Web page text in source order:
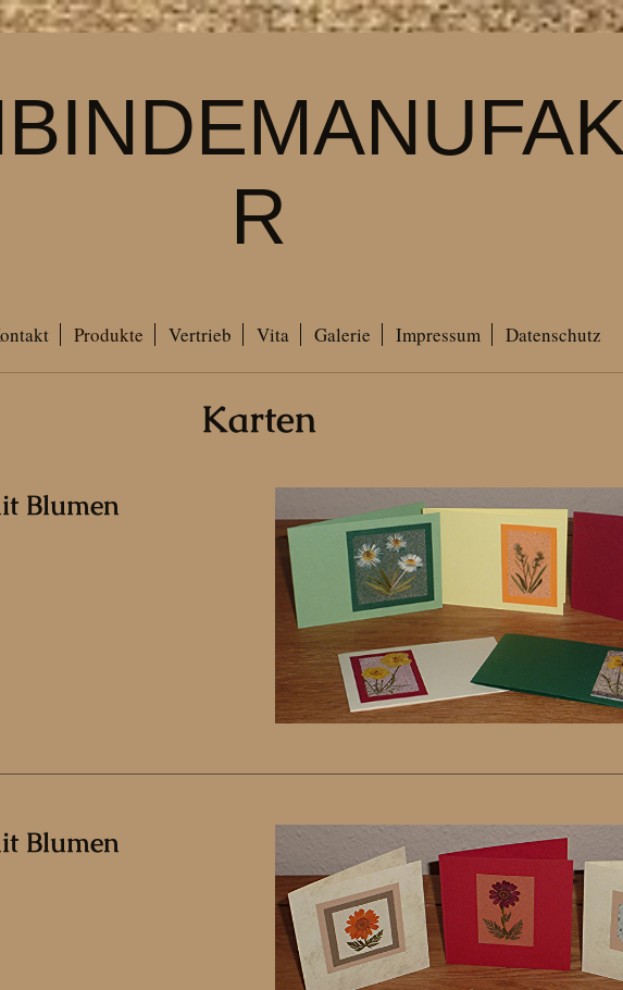
R
Produkte Vertrieb Vita Galerie Impressum Datenschutz
Karten
Blumen
Blumen